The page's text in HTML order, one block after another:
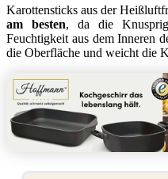
Karottensticks aus der
am besten, da die
Feuchtigkeit aus dem Inneren
die Oberfläche und weicht die